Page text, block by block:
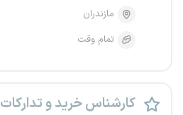
مازندران
تمام وقت
کارشناس خرید و تدارکات